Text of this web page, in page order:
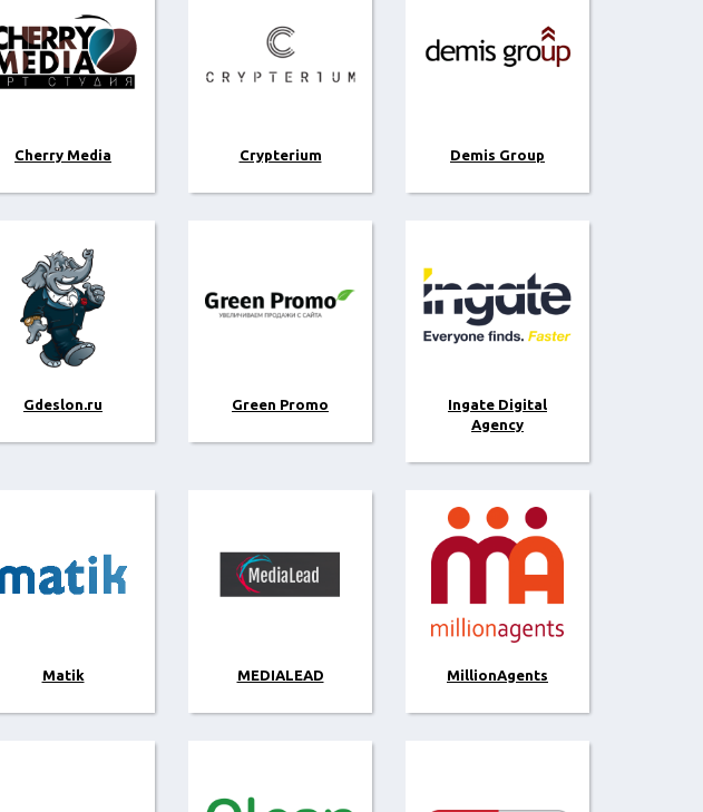
Cherry Media Crypterium Demis Group
Gdeslon.ru Green Promo
Ingate Digital
Agency
Matik MEDIALEAD MillionAgents